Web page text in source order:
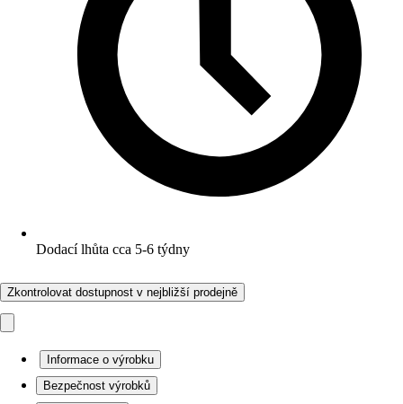
Dodací lhůta cca 5-6 týdny
Zkontrolovat dostupnost v nejbližší prodejně
Informace o výrobku
Bezpečnost výrobků